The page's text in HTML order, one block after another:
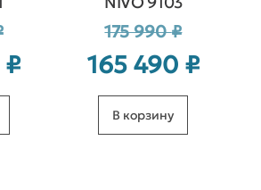
Первоначальная
составляла
175 990 ₽.
₽Текущая
175 990₽
составляла
175 990 ₽.
165 490 ₽Текущая
В корзину